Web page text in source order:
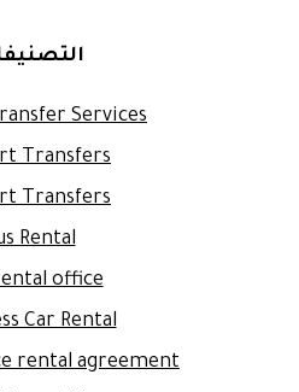
Services
Transfers
Transfers
Rental
office
Car Rental
rental agreement